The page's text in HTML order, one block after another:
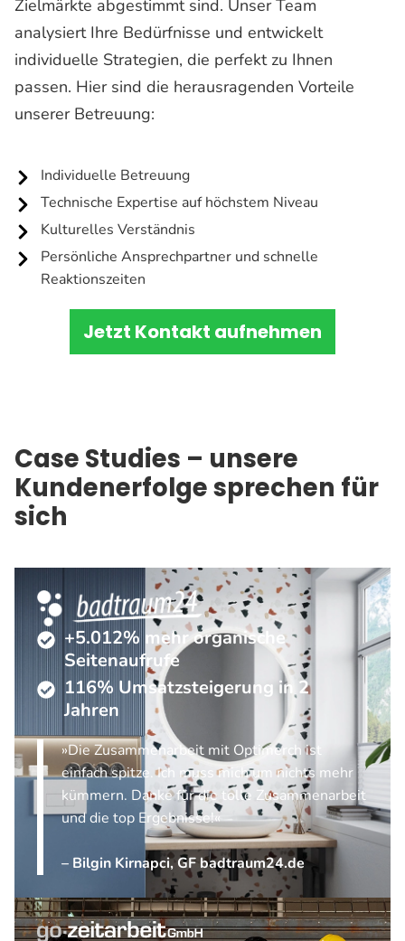
Zielmärkte abgestimmt sind. Unser Team
analysiert Ihre Bedürfnisse und entwickelt
individuelle Strategien, die perfekt zu Ihnen
passen. Hier sind die herausragenden Vorteile
unserer Betreuung:
Individuelle Betreuung
Technische Expertise auf höchstem Niveau
Kulturelles Verständnis
Persönliche Ansprechpartner und schnelle
Reaktionszeiten
Jetzt Kontakt aufnehmen
Case Studies – unsere
Kundenerfolge sprechen für
sich
+5.012% mehr organische
Seitenaufrufe
116% Umsatzsteigerung in 2
Jahren
»Die Zusammenarbeit mit Optimerch ist
einfach spitze. Ich muss mich um nichts mehr
kümmern. Danke für die tolle Zusammenarbeit
und die top Ergebnisse!«
– Bilgin Kirnapci, GF badtraum24.de